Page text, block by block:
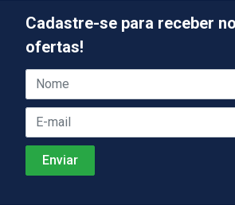
Cadastre-se para receber
ofertas!